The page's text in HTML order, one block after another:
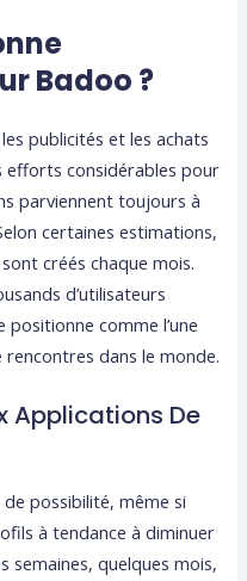
Badoo ?
publicités et les achats
efforts considérables pour
parviennent toujours à
certaines estimations,
créés chaque mois.
d’utilisateurs
comme l’une
dans le monde.
Applications De
possibilité, même si
à tendance à diminuer
semaines, quelques mois,